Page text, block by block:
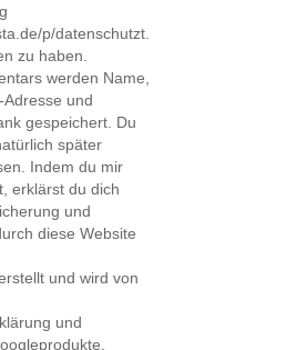
p/datenschutzt.
zu haben.
werden Name,
und
gespeichert. Du
später
Indem du mir
erklärst du dich
und
diese Website
und wird von
und